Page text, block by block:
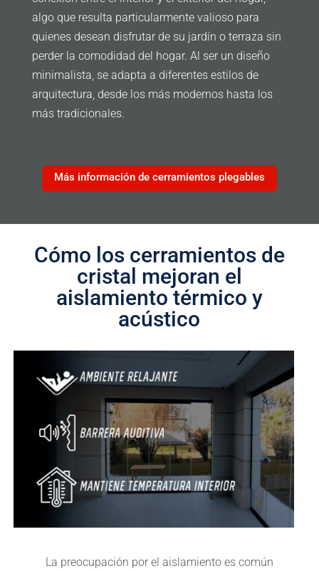
algo que resulta particularmente valioso para
quienes desean disfrutar de su jardín o terraza sin
perder la comodidad del hogar. Al ser un diseño
minimalista, se adapta a diferentes estilos de
arquitectura, desde los más modernos hasta los
más tradicionales.
Más información de cerramientos plegables
Cómo los cerramientos de
cristal mejoran el
aislamiento térmico y
acústico
La preocupación por el aislamiento es común